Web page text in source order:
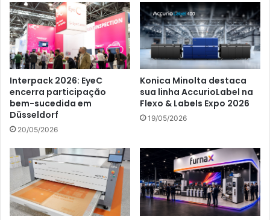
Interpack 2026: EyeC
encerra participação
bem-sucedida em
Düsseldorf
20/05/2026
Konica Minolta destaca
sua linha AccurioLabel na
Flexo & Labels Expo 2026
19/05/2026